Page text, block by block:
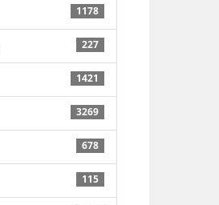
1178
227
1421
3269
678
115